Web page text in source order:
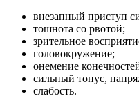
внезапный приступ
тошнота со рвотой;
зрительное
головокружение;
онемение
сильный тонус,
слабость.